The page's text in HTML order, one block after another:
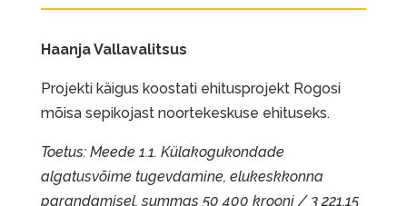
Haanja Vallavalitsus
Projekti käigus koostati ehitusprojekt Rogosi
mõisa sepikojast noortekeskuse ehituseks.
Toetus: Meede 1.1. Külakogukondade
algatusvõime tugevdamine, elukeskkonna
parandamisel, summas 50 400 krooni / 3 221,15